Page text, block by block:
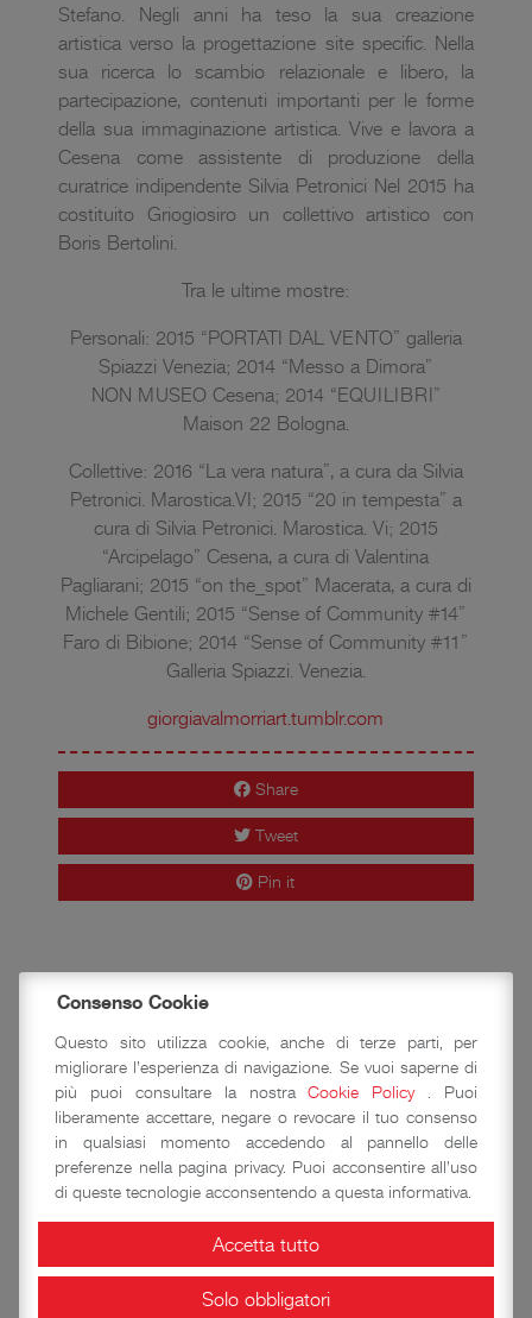
Stefano. Negli anni ha teso la sua creazione
artistica verso la progettazione site specific. Nella
sua ricerca lo scambio relazionale e libero, la
partecipazione, contenuti importanti per le forme
della sua immaginazione artistica. Vive e lavora a
Cesena come assistente di produzione della
curatrice indipendente Silvia Petronici Nel 2015 ha
costituito Griogiosiro un collettivo artistico con
Boris Bertolini.
Tra le ultime mostre:
Personali: 2015 “PORTATI DAL VENTO” galleria
Spiazzi Venezia; 2014 “Messo a Dimora”
NON MUSEO Cesena; 2014 “EQUILIBRI”
Maison 22 Bologna.
Collettive: 2016 “La vera natura”, a cura da Silvia
Petronici. Marostica.VI; 2015 “20 in tempesta” a
cura di Silvia Petronici. Marostica. Vi; 2015
“Arcipelago” Cesena, a cura di Valentina
Pagliarani; 2015 “on the_spot” Macerata, a cura di
Michele Gentili; 2015 “Sense of Community #14”
Faro di Bibione; 2014 “Sense of Community #11”
Galleria Spiazzi. Venezia.
giorgiavalmorriart.tumblr.com
Share
Tweet
Pin it
INVITO A PALAZZO.
Sabato 10 ottobre 2020
Sospeso il concerto del 31
ottobre di Grandezze &
Consenso Cookie
Questo sito utilizza cookie, anche di terze parti, per
migliorare l'esperienza di navigazione. Se vuoi saperne di
più puoi consultare la nostraCookie Policy . Puoi
liberamente accettare, negare o revocare il tuo consenso
in qualsiasi momento accedendo al pannello delle
preferenze nella pagina privacy. Puoi acconsentire all'uso
di queste tecnologie acconsentendo a questa informativa.
Accetta tutto
Solo obbligatori